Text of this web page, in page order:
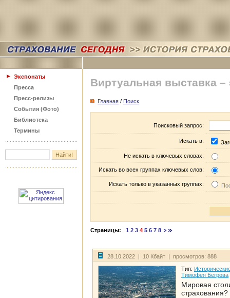
Экспонаты
Пресса
Пресс-релизы
События (Фото)
Библиотека
Термины
Виртуальная выставка –
Главная / Поиск
Поисковый запрос:
Искать в:
Не искать в ключевых словах:
Искать во всех группах ключевых слов:
Искать только в указанных группах:
Страницы: 1 2 3 4 5 6 7 8
28.10.2022 | 10 Кбайт | просмотров: 888
Тип:
Тимофея Бегрова
Мировая
страхования?